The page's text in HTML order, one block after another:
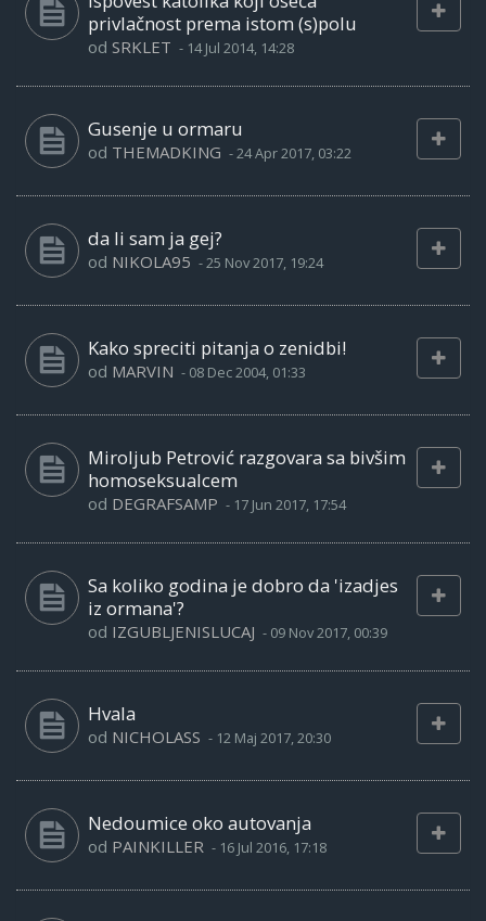
privlačnost prema istom (s)polu
od SRKLET - 14 Jul 2014, 14:28
Gusenje u ormaru
od THEMADKING -24 Apr 2017, 03:22
da li sam ja gej?
od NIKOLA95 -25 Nov 2017, 19:24
Kako spreciti pitanja o zenidbi!
od MARVIN - 08 Dec 2004, 01:33
Miroljub Petrović razgovara sa bivšim
homoseksualcem
od DEGRAFSAMP - 17 Jun 2017, 17:54
Sa koliko godina je dobro da 'izadjes
iz ormana'?
od IZGUBLJENISLUCAJ - 09 Nov 2017, 00:39
Hvala
od NICHOLASS - 12 Maj 2017, 20:30
Nedoumice oko autovanja
od PAINKILLER - 16 Jul 2016, 17:18